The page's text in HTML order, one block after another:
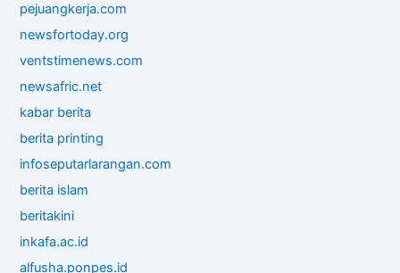
pejuangkerja.com
newsfortoday.org
ventstimenews.com
newsafric.net
kabar berita
berita printing
infoseputarlarangan.com
berita islam
beritakini
inkafa.ac.id
alfusha.ponpes.id